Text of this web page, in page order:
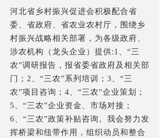
河北省乡村振兴促进会积极配合省
委、省政府、省农业农村厅，围绕乡
村振兴战略相关部署，为各级政府、
涉农机构（龙头企业）提供:1、“三
农”调研报告，报省委省政府及相关部
门； 2、“三农”系列培训； 3、“三
农”项目咨询； 4、“三农”企业策划；
5、“三农”企业资金、市场对接；
6、“三农”政策补贴咨询。 我会努力发
挥桥梁和纽带作用，组织动员和整合